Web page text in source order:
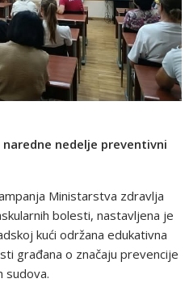
nedelje preventivni
Ministarstva zdravlja
bolesti, nastavljena je
kući održana edukativna
građana o značaju prevencije
sudova.